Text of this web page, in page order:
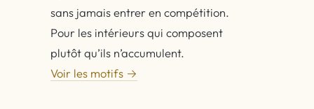
sans jamais entrer en compétition.
Pour les intérieurs qui composent
plutôt qu’ils n’accumulent.
Voir les motifs →